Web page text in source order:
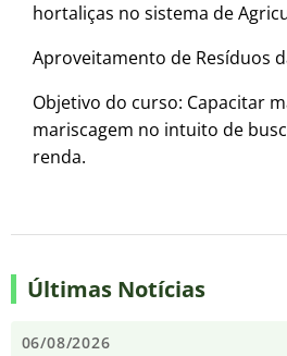
hortaliças no sistema de
Aproveitamento de Resíduos
Objetivo do curso: Capacitar
mariscagem no intuito de
renda.
Últimas Notícias
06/08/2026